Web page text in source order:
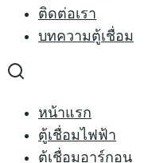
ติดต่อเรา
บทความตู้เชื่อม
หน้าแรก
ตู้เชื่อมไฟฟ้า
ตู้เชื่อมอาร์กอน